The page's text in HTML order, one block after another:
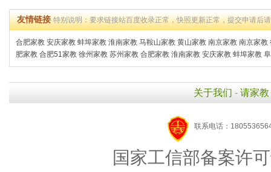
友情链接特别说明：要求链接站百度收录正常，快照更新正常，提交申请后
合肥家教 安庆家教 蚌埠家教 淮南家教 马鞍山家教 黄山家教 南京家教 南京家教
肥家教 合肥51家教 徐州家教 苏州家教 合肥家教 淮南家教 安庆家教 蚌埠家教
关于我们 - 请家教
联系电话：
国家工信部备案许